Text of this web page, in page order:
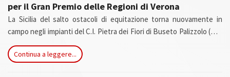
per il Gran Premio delle Regioni di Verona
La Sicilia del salto ostacoli di equitazione torna nuovamente in
campo negli impianti del C.I. Pietra dei Fiori di Buseto Palizzolo (TP)
da venerdì 24 a domenica 26 ottobre, per individuare i binomi che
rappresenteranno il Comitato FISE Sicilia in occasione del Gran
Continua a leggere...